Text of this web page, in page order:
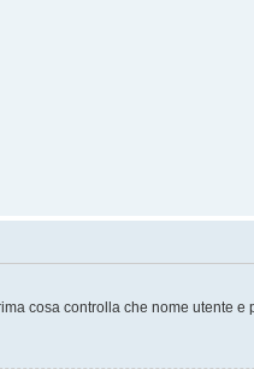
cosa controlla che nome utente